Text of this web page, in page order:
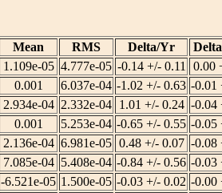
Mean RMS Delta/Yr
1.109e-05 4.777e-05 -0.14 +/- 0.11 0.00
0.001 6.037e-04 -1.02 +/- 0.63 -0.01
2.934e-04 2.332e-04 1.01 +/- 0.24 -0.04
0.001 5.253e-04 -0.65 +/- 0.55 -0.05
2.136e-04 6.981e-05 0.48 +/- 0.07 -0.08
7.085e-04 5.408e-04 -0.84 +/- 0.56 -0.03
-6.521e-05 1.500e-05 -0.03 +/- 0.02 -0.00